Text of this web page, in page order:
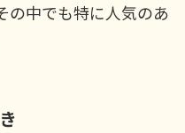
の中でも特に人気のあ